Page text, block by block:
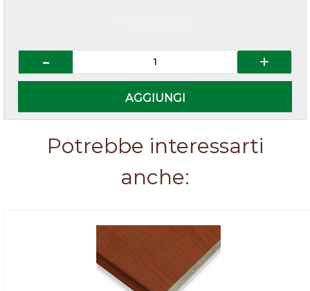
AGGIUNGI
Potrebbe interessarti
anche: